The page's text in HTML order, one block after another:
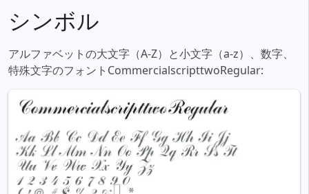
シンボル
アルファベットの大文字（A-Z）と小文字（a-z）、数字、
特殊文字のフォントCommercialscripttwoRegular: